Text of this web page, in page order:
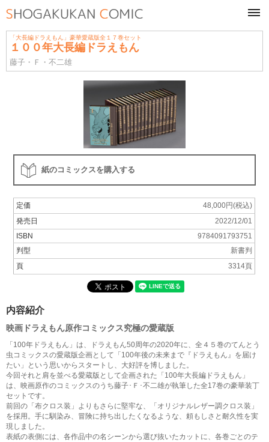
「大長編ドラえもん」豪華愛蔵版全１７巻セット
１００年大長編ドラえもん
藤子・Ｆ・不二雄
紙のコミックスを購入する
定価
48,000円(税込)
発売日
2022/12/01
ISBN
9784091793751
判型
新書判
頁
3314頁
内容紹介
映画ドラえもん原作コミックス究極の愛蔵版
「100年ドラえもん」は、ドラえもん50周年の2020年に、全４５巻のてんとう
虫コミックスの愛蔵版企画として「100年後の未来まで『ドラえもん』を届け
たい」という思いからスタートし、大好評を博しました。
今回それと肩を並べる愛蔵版として企画された「100年大長編ドラえもん」
は、映画原作のコミックスのうち藤子･Ｆ･不二雄が執筆した全17巻の豪華装丁
セットです。
前回の「布クロス装」よりもさらに堅牢な、「オリジナルレザー調クロス装」
を採用。手に馴染み、冒険に持ち出したくなるような、頼もしさと耐久性を実
現しました。
表紙の表側には、各作品中の名シーンから選び抜いたカットに、各巻ごとのテ